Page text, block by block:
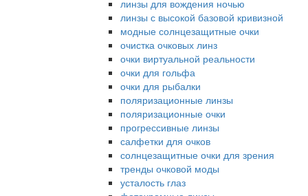
линзы для вождения ночью
линзы с высокой базовой кривизной
модные солнцезащитные очки
очистка очковых линз
очки виртуальной реальности
очки для гольфа
очки для рыбалки
поляризационные линзы
поляризационные очки
прогрессивные линзы
салфетки для очков
солнцезащитные очки для зрения
тренды очковой моды
усталость глаз